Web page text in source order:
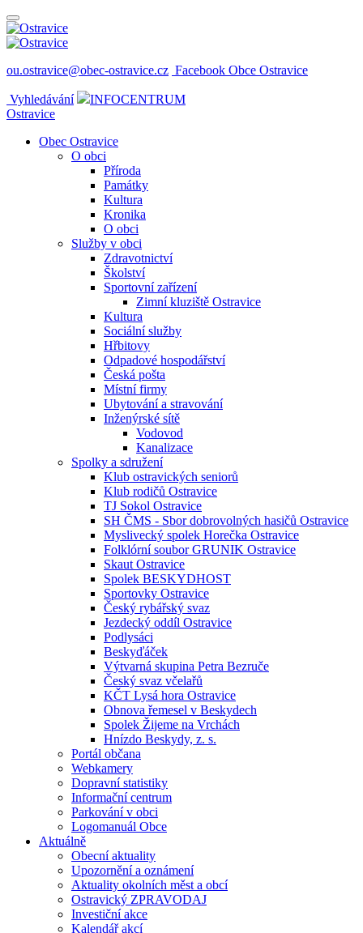
ou.ostravice@obec-ostravice.cz Facebook Obce Ostravice
Vyhledávání
INFOCENTRUM
Ostravice
Obec Ostravice
O obci
Příroda
Památky
Kultura
Kronika
O obci
Služby v obci
Zdravotnictví
Školství
Sportovní zařízení
Zimní kluziště Ostravice
Kultura
Sociální služby
Hřbitovy
Odpadové hospodářství
Česká pošta
Místní firmy
Ubytování a stravování
Inženýrské sítě
Vodovod
Kanalizace
Spolky a sdružení
Klub ostravických seniorů
Klub rodičů Ostravice
TJ Sokol Ostravice
SH ČMS - Sbor dobrovolných hasičů Ostravice
Myslivecký spolek Horečka Ostravice
Folklórní soubor GRUNIK Ostravice
Skaut Ostravice
Spolek BESKYDHOST
Sportovky Ostravice
Český rybářský svaz
Jezdecký oddíl Ostravice
Podlysáci
Beskyďáček
Výtvarná skupina Petra Bezruče
Český svaz včelařů
KČT Lysá hora Ostravice
Obnova řemesel v Beskydech
Spolek Žijeme na Vrchách
Hnízdo Beskydy, z. s.
Portál občana
Webkamery
Dopravní statistiky
Informační centrum
Parkování v obci
Logomanuál Obce
Aktuálně
Obecní aktuality
Upozornění a oznámení
Aktuality okolních měst a obcí
Ostravický ZPRAVODAJ
Investiční akce
Kalendář akcí